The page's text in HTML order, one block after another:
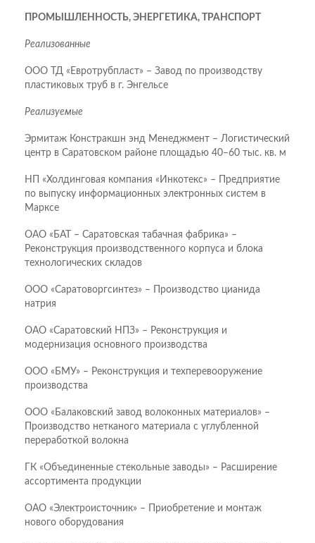
ПРОМЫШЛЕННОСТЬ, ЭНЕРГЕТИКА, ТРАНСПОРТ
Реализованные
ООО ТД «Евротрубпласт» – Завод по производству
пластиковых труб в г. Энгельсе
Реализуемые
Эрмитаж Констракшн энд Менеджмент – Логистический
центр в Саратовском районе площадью 40–60 тыс. кв. м
НП «Холдинговая компания «Инкотекс» – Предприятие
по выпуску информационных электронных систем в
Марксе
ОАО «БАТ – Саратовская табачная фабрика» –
Реконструкция производственного корпуса и блока
технологических складов
ООО «Саратоворгсинтез» – Производство цианида
натрия
ОАО «Саратовский НПЗ» – Реконструкция и
модернизация основного производства
ООО «БМУ» – Реконструкция и техперевооружение
производства
ООО «Балаковский завод волоконных материалов» –
Производство нетканого материала с углубленной
переработкой волокна
ГК «Объединенные стекольные заводы» – Расширение
ассортимента продукции
ОАО «Электроисточник» – Приобретение и монтаж
нового оборудования